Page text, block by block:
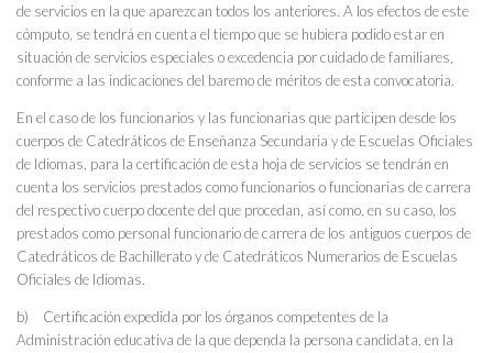
de servicios en la que aparezcan todos los anteriores. A los efectos de este
cómputo, se tendrá en cuenta el tiempo que se hubiera podido estar en
situación de servicios especiales o excedencia por cuidado de familiares,
conforme a las indicaciones del baremo de méritos de esta convocatoria.
En el caso de los funcionarios y las funcionarias que participen desde los
cuerpos de Catedráticos de Enseñanza Secundaria y de Escuelas Oficiales
de Idiomas, para la certificación de esta hoja de servicios se tendrán en
cuenta los servicios prestados como funcionarios o funcionarias de carrera
del respectivo cuerpo docente del que procedan, así como, en su caso, los
prestados como personal funcionario de carrera de los antiguos cuerpos de
Catedráticos de Bachillerato y de Catedráticos Numerarios de Escuelas
Oficiales de Idiomas.
b) Certificación expedida por los órganos competentes de la
Administración educativa de la que dependa la persona candidata, en la